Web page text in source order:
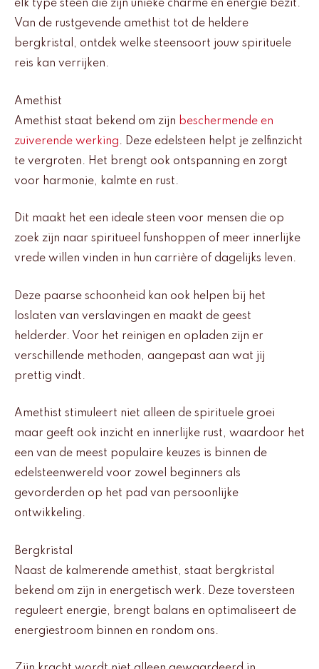
elk type steen die zijn unieke charme en energie bezit.
Van de rustgevende amethist tot de heldere
bergkristal, ontdek welke steensoort jouw spirituele
reis kan verrijken.
Amethist
Amethist staat bekend om zijn beschermende en
zuiverende werking. Deze edelsteen helpt je zelfinzicht
te vergroten. Het brengt ook ontspanning en zorgt
voor harmonie, kalmte en rust.
Dit maakt het een ideale steen voor mensen die op
zoek zijn naar spiritueel funshoppen of meer innerlijke
vrede willen vinden in hun carrière of dagelijks leven.
Deze paarse schoonheid kan ook helpen bij het
loslaten van verslavingen en maakt de geest
helderder. Voor het reinigen en opladen zijn er
verschillende methoden, aangepast aan wat jij
prettig vindt.
Amethist stimuleert niet alleen de spirituele groei
maar geeft ook inzicht en innerlijke rust, waardoor het
een van de meest populaire keuzes is binnen de
edelsteenwereld voor zowel beginners als
gevorderden op het pad van persoonlijke
ontwikkeling.
Bergkristal
Naast de kalmerende amethist, staat bergkristal
bekend om zijn in energetisch werk. Deze toversteen
reguleert energie, brengt balans en optimaliseert de
energiestroom binnen en rondom ons.